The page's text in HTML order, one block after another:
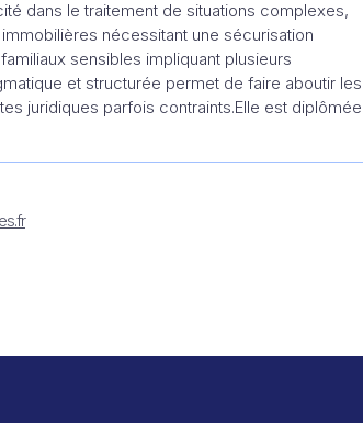
dans le traitement de situations complexes,
immobilières nécessitant une sécurisation
sensibles impliquant plusieurs
et structurée permet de faire aboutir les
juridiques parfois contraints.Elle est diplômée